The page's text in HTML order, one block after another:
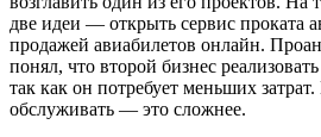
две идеи — открыть сервис проката
продажей авиабилетов онлайн.
понял, что второй бизнес
так как он потребует меньших
обслуживать — это сложнее.